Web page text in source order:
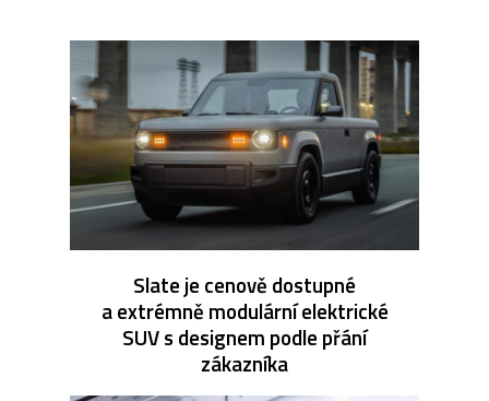
Slate je cenově dostupné
a extrémně modulární elektrické
SUV s designem podle přání
zákazníka